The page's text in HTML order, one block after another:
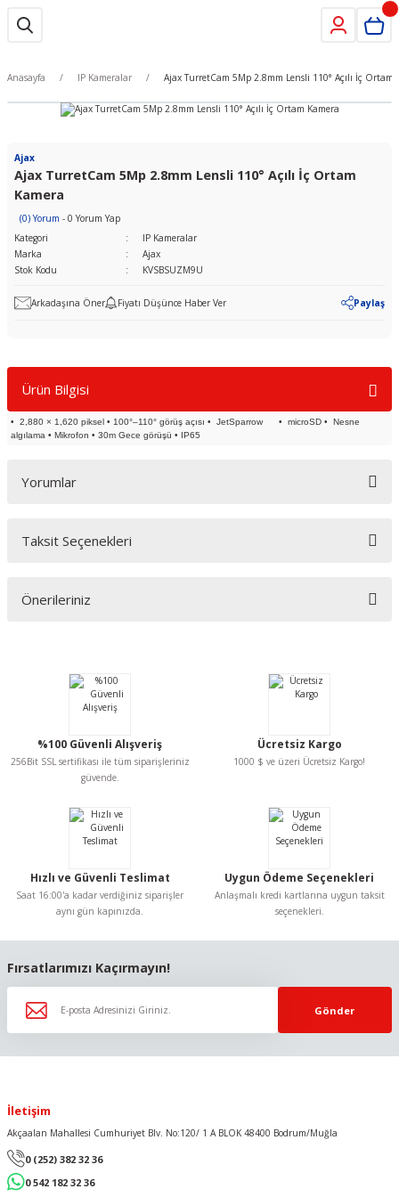
Anasayfa IP Kameralar Ajax TurretCam 5Mp 2.8mm Lensli 110° Açılı İç Ortam
Ajax
Ajax TurretCam 5Mp 2.8mm Lensli 110° Açılı İç Ortam
Kamera
(0) Yorum - 0 Yorum Yap
Kategori
IP Kameralar
Marka
Ajax
Stok Kodu
KVSBSUZM9U
Arkadaşına Öner Fiyatı Düşünce Haber Ver Paylaş
Ürün Bilgisi
• 2,880 × 1,620 piksel • 100°–110° görüş açısı • JetSparrow • microSD • Nesne
algılama • Mikrofon • 30m Gece görüşü • IP65
Yorumlar
Bu ürüne ilk yorumu siz yapın!
Taksit Seçenekleri
Önerileriniz
Görüş ve önerileriniz için teşekkür ederiz.
Ürün açıklamasında eksik bilgiler bulunuyor.
Ürün bilgilerinde hatalar bulunuyor.
Bu ürüne benzer farklı alternatifler olmalı.
%100 Güvenli Alışveriş
256Bit SSL sertifikası ile tüm siparişleriniz
güvende.
Ücretsiz Kargo
1000 $ ve üzeri Ücretsiz Kargo!
Hızlı ve Güvenli Teslimat
Saat 16:00'a kadar verdiğiniz siparişler
aynı gün kapınızda.
Uygun Ödeme Seçenekleri
Anlaşmalı kredi kartlarına uygun taksit
seçenekleri.
Fırsatlarımızı Kaçırmayın!
Gönder
İletişim
Akçaalan Mahallesi Cumhuriyet Blv. No:120/ 1 A BLOK 48400 Bodrum/Muğla
0 (252) 382 32 36
0 542 182 32 36